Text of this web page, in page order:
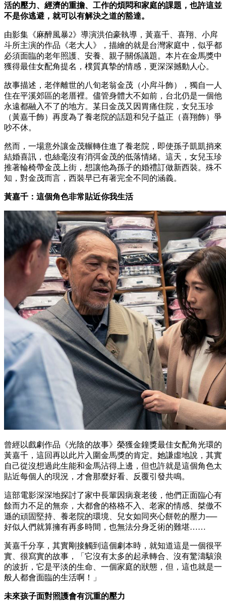
活的壓力、經濟的重擔、工作的煩悶和家庭的課題，也許這並
不是你逃避，就可以有解決之道的豁達。
由影集《麻醉風暴2》導演洪伯豪執導，黃嘉千、喜翔、小戽
斗所主演的作品《老大人》，描繪的就是台灣家庭中，似乎都
必須面臨的老年照護、安養、親子關係議題。本片在金馬獎中
獲得最佳女配角提名，樸質真摯的情感，更深深撼動人心。
故事描述，老伴離世的八旬老翁金茂（小戽斗飾），獨自一人
住在平溪郊區的老厝裡。儘管身體大不如前，台北仍是一個他
永遠都融入不了的地方。某日金茂又因胃痛住院，女兒玉珍
（黃嘉千飾）再度為了養老院的話題和兒子益正（喜翔飾）爭
吵不休。
然而，一場意外讓金茂輾轉住進了養老院，即使孫子凱凱捎來
結婚喜訊，也絲毫沒有消弭金茂的低落情緒。這天，女兒玉珍
推著輪椅帶金茂上街，想讓他為孫子的婚禮訂做新西裝。殊不
知，對金茂而言，西裝早已有著完全不同的涵義。
黃嘉千：這個角色非常貼近你我生活
曾經以戲劇作品《光陰的故事》榮獲金鐘獎最佳女配角光環的
黃嘉千，這回再以此片入圍金馬獎的肯定。她謙虛地說，其實
自己從沒想過此生能和金馬沾得上邊，但也許就是這個角色太
貼近每個人的現況，才會那麼好看、反覆引發共鳴。
這部電影深深地探討了家中長輩因病衰老後，他們正面臨心有
餘而力不足的無奈，大都會的格格不入、老家的情感、桀傲不
遜的頑固堅持、養老院的環境、兒女如同夾心餅乾的壓力──
好似人們就算擁有再多時間，也無法分身乏術的難堪……
黃嘉千分享，其實剛接觸到這個劇本時，就知道這是一個很平
實、很寫實的故事，「它沒有太多的起承轉合、沒有驚濤駭浪
的波折，它是平淡的生命、一個家庭的狀態，但，這也就是一
般人都會面臨的生活啊！」
未來孩子面對照護會有沉重的壓力